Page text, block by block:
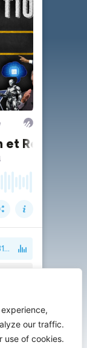
our traffic.
use of cookies.